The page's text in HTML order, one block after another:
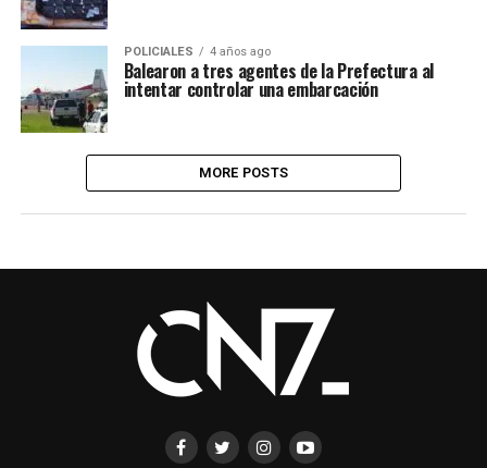
POLICIALES 4 años ago
Balearon a tres agentes de la Prefectura al
intentar controlar una embarcación
MORE POSTS